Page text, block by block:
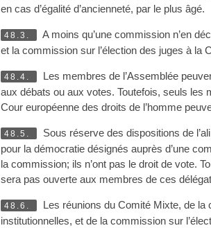
en cas d’égalité d’ancienneté, par le plus âgé.
48.3.
A moins qu’une commission n’en
et la commission sur l’élection des juges à la
48.4.
Les membres de l’Assemblée
aux débats ou aux votes. Toutefois, seuls les
Cour européenne des droits de l’homme
48.5.
Sous réserve des dispositions de
pour la démocratie désignés auprès d’une
la commission; ils n’ont pas le droit de vote.
sera pas ouverte aux membres de ces
48.6.
Les réunions du Comité Mixte, de
institutionnelles, et de la commission sur